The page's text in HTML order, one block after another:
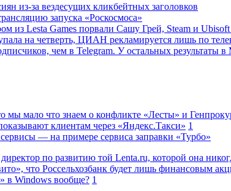
из-за вездесущих кликбейтных заголовков
запуска «Роскосмоса»
из Lesta Games порвали Сашу Грей, Steam и
на четверть, ЦИАН рекламируется лишь по
чем в Telegram. У остальных результаты в
мы мало что знаем о конфликте «Лесты» и
клиентам через «Яндекс.Такси» 1
— на примере сервиса заправки «Турбо»
по развитию той Lenta.ru, которой она
что Россельхозбанк будет лишь финансовым
в Windows вообще? 1